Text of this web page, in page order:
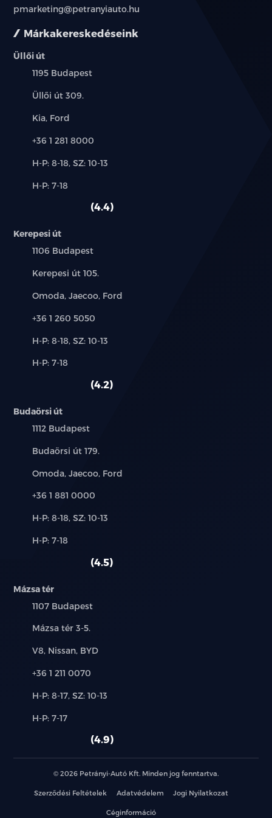
érdeklődjön a munkatársainknál.
Márkakereskedéseink
Üllői út
Település:
1195 Budapest
Cím:
Üllői út 309.
Márkák:
Kia, Ford
Telefon:
+36 1 281 8000
Új-
használt
H-P: 8-18, SZ: 10-13
Alkatrész,
H-P: 7-18
4.4
Kerepesi út
Település:
1106 Budapest
Cím:
Kerepesi út 105.
Márkák:
Omoda, Jaecoo, Ford
Telefon:
+36 1 260 5050
Új-
használt
H-P: 8-18, SZ: 10-13
Alkatrész,
H-P: 7-18
4.2
Budaörsi út
Település:
1112 Budapest
Cím:
Budaörsi út 179.
Márkák:
Omoda, Jaecoo, Ford
Telefon:
+36 1 881 0000
Új-
használt
H-P: 8-18, SZ: 10-13
Alkatrész,
H-P: 7-18
4.5
Mázsa tér
Település:
1107 Budapest
Cím:
Mázsa tér 3-5.
Márkák:
V8, Nissan, BYD
Telefon:
+36 1 211 0070
Új-
használt
H-P: 8-17, SZ: 10-13
Alkatrész,
H-P: 7-17
4.9
pmarketing@petranyiauto.hu
© 2026 Petrányi-Autó Kft. Minden jog fenntartva.
Szerződési Feltételek Adatvédelem Jogi Nyilatkozat
Céginformáció